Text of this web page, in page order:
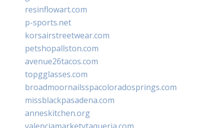
resinflowart.com
p-sports.net
korsairstreetwear.com
petshopallston.com
avenue26tacos.com
topgglasses.com
broadmoornailsspacoloradosprings.com
missblackpasadena.com
anneskitchen.org